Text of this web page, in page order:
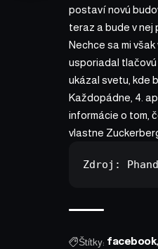
postaví novú
teraz a bude v nej
Nechce sa mi
usporiadal
ukázal svetu, kde
Každopádne, 4.
informácie o tom,
vlastne
Zdroj:
Štítky: facebook